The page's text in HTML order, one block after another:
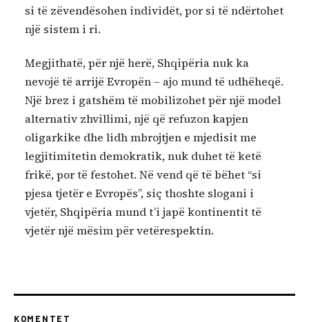
si të zëvendësohen individët, por si të ndërtohet
një sistem i ri.
Megjithatë, për një herë, Shqipëria nuk ka
nevojë të arrijë Evropën – ajo mund të udhëheqë.
Një brez i gatshëm të mobilizohet për një model
alternativ zhvillimi, një që refuzon kapjen
oligarkike dhe lidh mbrojtjen e mjedisit me
legjitimitetin demokratik, nuk duhet të ketë
frikë, por të festohet. Në vend që të bëhet “si
pjesa tjetër e Evropës”, siç thoshte slogani i
vjetër, Shqipëria mund t’i japë kontinentit të
vjetër një mësim për vetërespektin.
KOMENTET